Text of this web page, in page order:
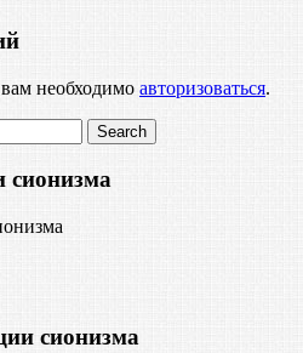
необходимо авторизоваться.
сионизма
сионизма